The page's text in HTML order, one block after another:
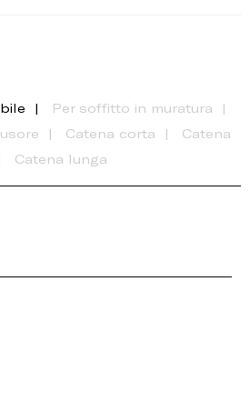
Per soffitto in muratura
Catena corta
Catena
Catena lunga